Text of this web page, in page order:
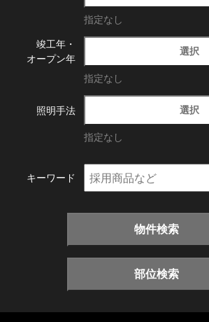
指定なし
竣工年・
オープン年
選択
指定なし
照明手法 選択
指定なし
キーワード
物件検索
部位検索